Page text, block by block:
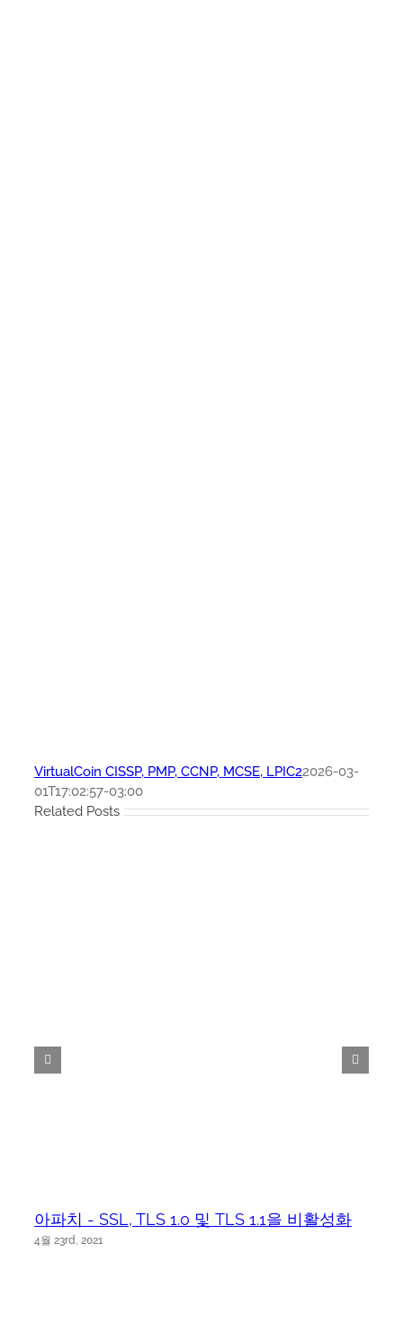
VirtualCoin CISSP, PMP, CCNP, MCSE, LPIC22026-03-
01T17:02:57-03:00
Related Posts
아파치 - SSL, TLS 1.0 및 TLS 1.1을 비활성화
4월 23rd, 2021